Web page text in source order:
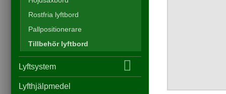
Rostfria lyftbord
Pallpositionerare
Tillbehör lyftbord
Lyftsystem
Lyfthjälpmedel